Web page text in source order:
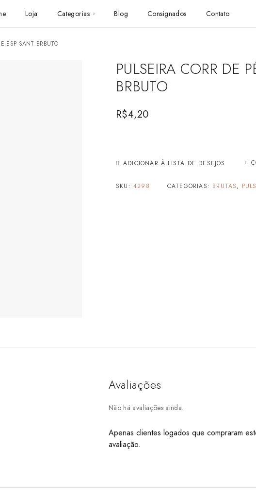
Loja Categorias Blog Consignados Contato
E ESP SANT BRBUTO
PULSEIRA CORR DE
BRBUTO
R$4,20
ADICIONAR À LISTA DE DESEJOS
SKU: 4298 CATEGORIAS: BRUTAS,
Avaliações
Não há avaliações ainda.
Apenas clientes logados que compraram
avaliação.